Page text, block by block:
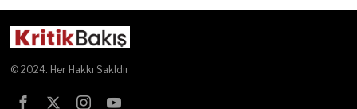
© 2024. Her Hakkı Sakldır